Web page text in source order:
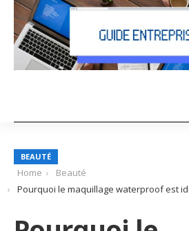
BEAUTÉ
Home
Beauté
Pourquoi le maquillage waterproof est